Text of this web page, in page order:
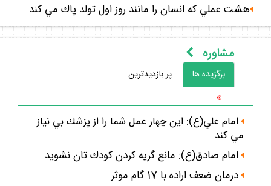
هشت عملي كه انسان را مانند روز اول تولد پاك مي كند
مشاوره
برگزيده ها پر بازديدترين
امام علي(ع): اين چهار عمل شما را از پزشك بي نياز
مي كند
امام صادق(ع): مانع گريه كردن كودك تان نشويد
درمان ضعف اراده با 17 گام موثر